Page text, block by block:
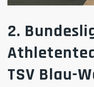
2.
TSV Blau-